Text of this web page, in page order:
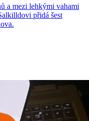
a mezi lehkými vahami
přidá šest